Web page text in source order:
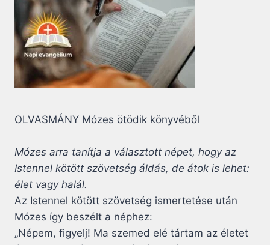
OLVASMÁNY Mózes ötödik könyvéből
Mózes arra tanítja a választott népet, hogy az
Istennel kötött szövetség áldás, de átok is lehet:
élet vagy halál.
Az Istennel kötött szövetség ismertetése után
Mózes így beszélt a néphez:
„Népem, figyelj! Ma szemed elé tártam az életet